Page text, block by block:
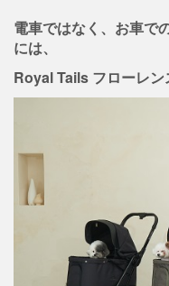
電車ではなく、お車で
には、
Royal Tails フローレン